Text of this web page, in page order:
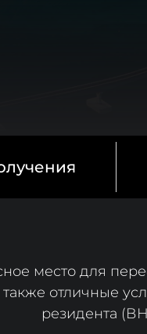
место для
также отличные
резидента